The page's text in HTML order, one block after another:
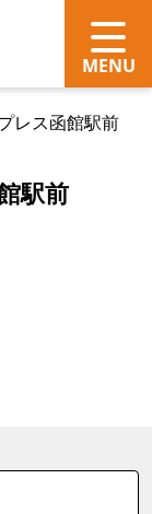
レス函館駅前
駅前